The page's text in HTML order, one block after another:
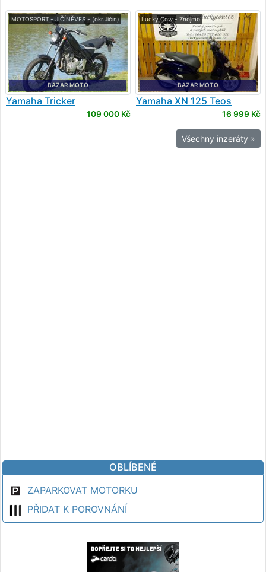
MOTOSPORT - JIČÍNĚVES - (okr.Jičín)
BAZAR MOTO
Yamaha Tricker
109 000 Kč
Lucky Cow - Znojmo
BAZAR MOTO
Yamaha XN 125 Teos
16 999 Kč
Všechny inzeráty »
OBLÍBENÉ
ZAPARKOVAT MOTORKU
PŘIDAT K POROVNÁNÍ